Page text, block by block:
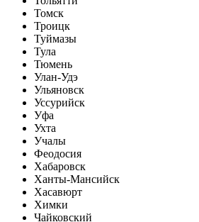
Томск
Троицк
Туймазы
Тула
Тюмень
Улан-Удэ
Ульяновск
Уссурийск
Уфа
Ухта
Учалы
Феодосия
Хабаровск
Ханты-Мансийск
Хасавюрт
Химки
Чайковский